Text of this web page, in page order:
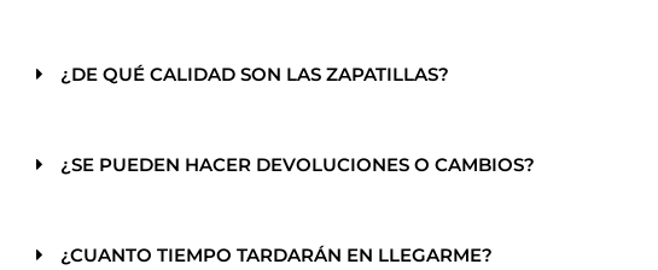
¿DE QUÉ CALIDAD SON LAS ZAPATILLAS?
¿SE PUEDEN HACER DEVOLUCIONES O CAMBIOS?
¿CUANTO TIEMPO TARDARÁN EN LLEGARME?